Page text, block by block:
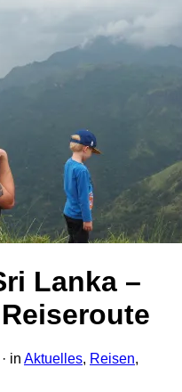
Lanka –
· in Aktuelles, Reisen,